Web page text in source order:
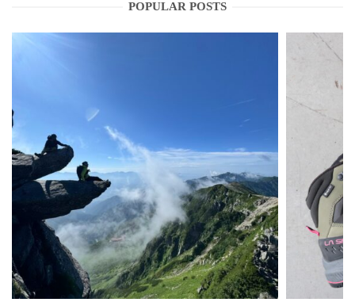
POPULAR POSTS